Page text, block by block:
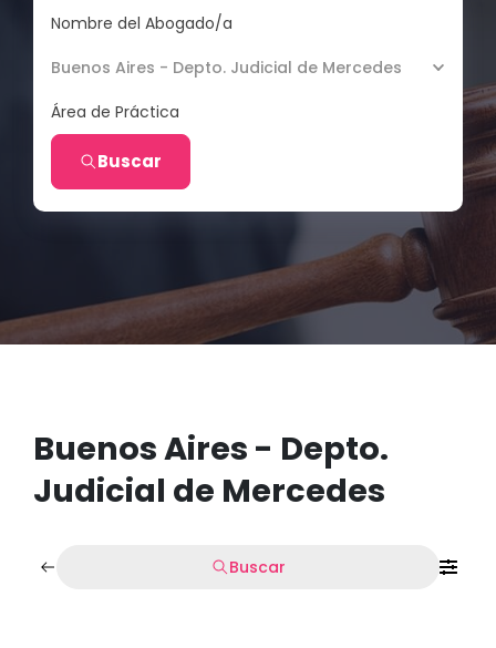
Nombre del Abogado/a
Buenos Aires - Depto. Judicial de Mercedes
Área de Práctica
Buscar
Buenos Aires - Depto.
Judicial de Mercedes
Buscar